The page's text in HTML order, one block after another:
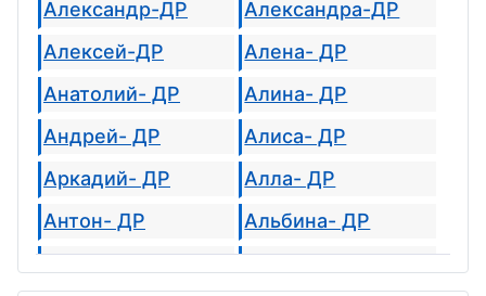
Александр-ДР
Алексей-ДР
Анатолий- ДР
Андрей- ДР
Аркадий- ДР
Антон- ДР
Александра-ДР
Алена- ДР
Алина- ДР
Алиса- ДР
Алла- ДР
Альбина- ДР